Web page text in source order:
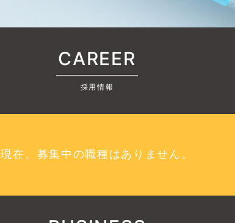
CAREER
採用情報
現在、募集中の職種はありません。